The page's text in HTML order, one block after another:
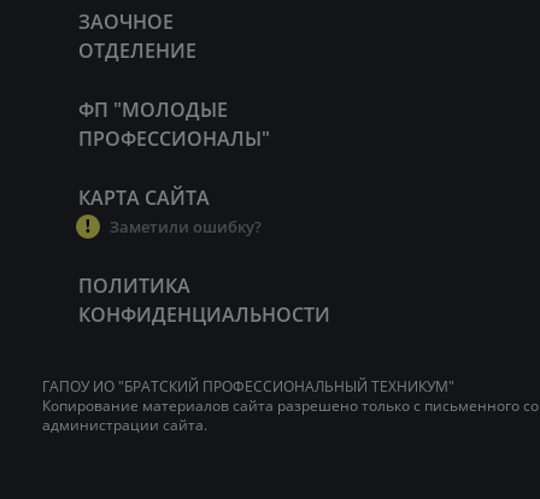
ЗАОЧНОЕ
ОТДЕЛЕНИЕ
ФП "МОЛОДЫЕ
ПРОФЕССИОНАЛЫ"
КАРТА САЙТА
Заметили ошибку?
ПОЛИТИКА
КОНФИДЕНЦИАЛЬНОСТИ
ГАПОУ ИО "БРАТСКИЙ ПРОФЕССИОНАЛЬНЫЙ ТЕХНИКУМ"
Копирование материалов сайта разрешено только с письменного
администрации сайта.